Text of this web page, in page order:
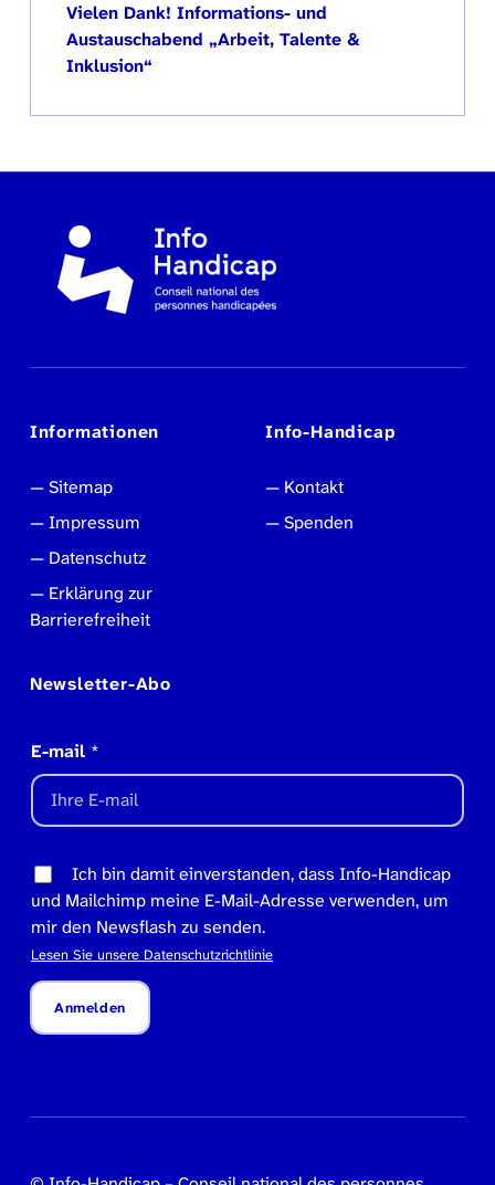
Vielen Dank! Informations- und
Austauschabend „Arbeit, Talente &
Inklusion“
Informationen
Sitemap
Impressum
Datenschutz
Erklärung zur
Barrierefreiheit
Info-Handicap
Kontakt
Spenden
Newsletter-Abo
E-mail *
Ich bin damit einverstanden, dass Info-Handicap
und Mailchimp meine E-Mail-Adresse verwenden, um
mir den Newsflash zu senden.
Lesen Sie unsere Datenschutzrichtlinie
Anmelden